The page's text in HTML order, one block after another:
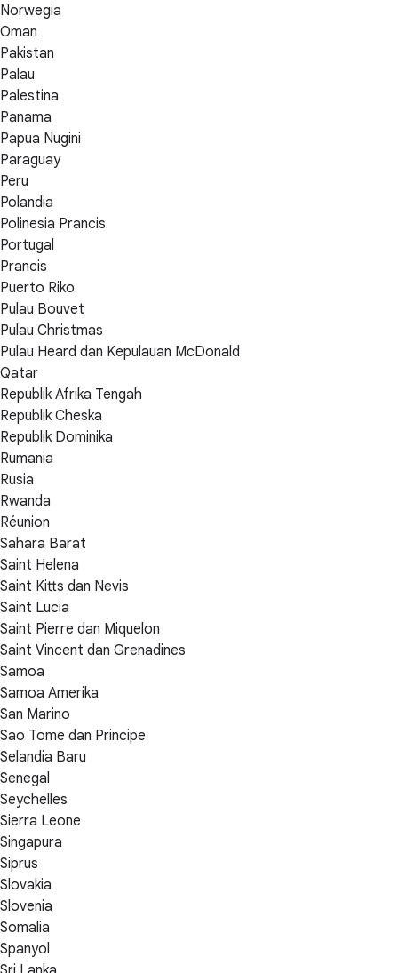
Norwegia
Oman
Pakistan
Palau
Palestina
Panama
Papua Nugini
Paraguay
Peru
Polandia
Polinesia Prancis
Portugal
Prancis
Puerto Riko
Pulau Bouvet
Pulau Christmas
Pulau Heard dan Kepulauan McDonald
Qatar
Republik Afrika Tengah
Republik Cheska
Republik Dominika
Rumania
Rusia
Rwanda
Réunion
Sahara Barat
Saint Helena
Saint Kitts dan Nevis
Saint Lucia
Saint Pierre dan Miquelon
Saint Vincent dan Grenadines
Samoa
Samoa Amerika
San Marino
Sao Tome dan Principe
Selandia Baru
Senegal
Seychelles
Sierra Leone
Singapura
Siprus
Slovakia
Slovenia
Somalia
Spanyol